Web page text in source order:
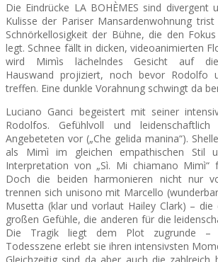
Die Eindrücke LA BOHÈMES sind divergent
Kulisse der Pariser Mansardenwohnung
Schnörkellosigkeit der Bühne, die den
legt. Schnee fällt in dicken, videoanimierten
wird Mimìs lächelndes Gesicht auf die
Hauswand projiziert, noch bevor Rodolfo
treffen. Eine dunkle Vorahnung schwingt da
Luciano Ganci begeistert mit seiner
Rodolfos. Gefühlvoll und
Angebeteten vor („Che gelida manina“).
als Mimì im gleichen empathischen Stil
Interpretation von „Sì. Mi chiamano Mimì“
Doch die beiden harmonieren nicht nur
trennen sich unisono mit Marcello
Musetta (klar und vorlaut Hailey Clark) –
großen Gefühle, die anderen für die
Die Tragik liegt dem Plot zugrunde –
Todesszene erlebt sie ihren intensivsten